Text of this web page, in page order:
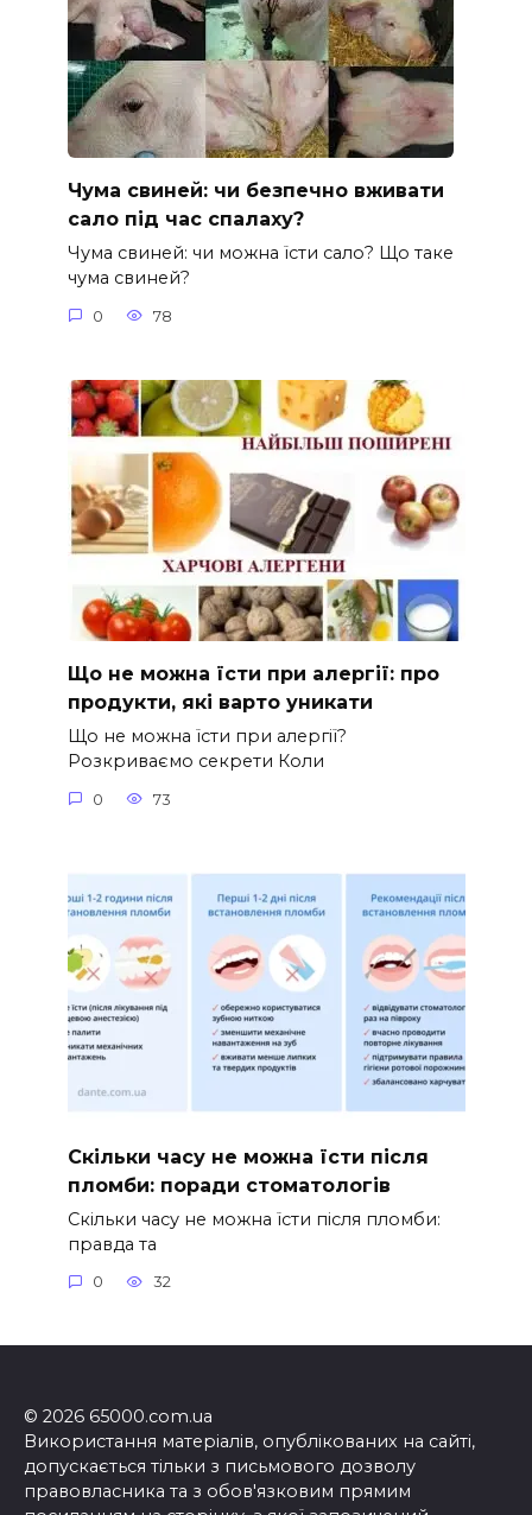
Чума свиней: чи безпечно вживати
сало під час спалаху?
Чума свиней: чи можна їсти сало? Що таке
чума свиней?
0 78
Що не можна їсти при алергії: про
продукти, які варто уникати
Що не можна їсти при алергії?
Розкриваємо секрети Коли
0 73
Скільки часу не можна їсти після
пломби: поради стоматологів
Скільки часу не можна їсти після пломби:
правда та
0 32
© 2026 65000.com.ua
Використання матеріалів, опублікованих на сайті,
допускається тільки з письмового дозволу
правовласника та з обов'язковим прямим